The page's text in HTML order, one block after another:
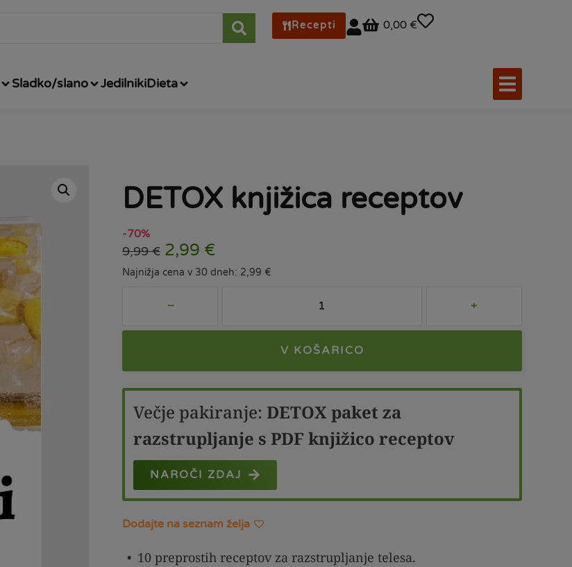
Recepti 0,00 €
Sladko/slano JedilnikiDieta
DETOX knjižica receptov
-70%
9,99€ 2,99 €
Najnižja cena v 30 dneh: 2,99 €
V KOŠARICO
Večje pakiranje: DETOX paket za
razstrupljanje s PDF knjižico receptov
NAROČI ZDAJ
Dodajte na seznam želja
10 preprostih receptov za razstrupljanje telesa.